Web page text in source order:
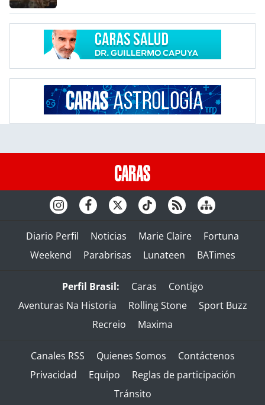
Diario Perfil Noticias Marie Claire
Fortuna
Weekend
Parabrisas Lunateen BATimes
Perfil Brasil: Caras
Contigo
Aventuras Na Historia
Rolling Stone
Sport Buzz
Recreio
Maxima
Canales RSS Quienes Somos
Contáctenos
Privacidad
Equipo
Reglas de participación
Tránsito